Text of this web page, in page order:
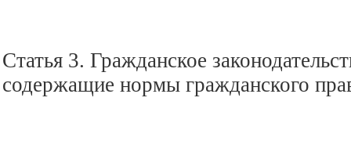
Статья 3. Гражданское
содержащие нормы гражданского